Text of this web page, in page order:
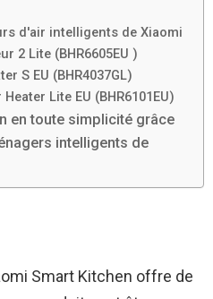
d'air intelligents de Xiaomi
2 Lite (BHR6605EU )
S EU (BHR4037GL)
Lite EU (BHR6101EU)
en toute simplicité grâce
intelligents de
Smart Kitchen offre de